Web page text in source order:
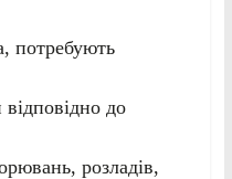
потребують
до
розладів,